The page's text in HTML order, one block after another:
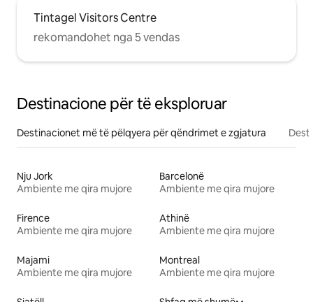
Tintagel Visitors Centre
rekomandohet nga 5 vendas
Destinacione për të eksploruar
Destinacionet më të pëlqyera për qëndrimet e zgjatura
Nju Jork
Ambiente me qira mujore
Barcelonë
Ambiente me qira mujore
Firence
Ambiente me qira mujore
Athinë
Ambiente me qira mujore
Majami
Ambiente me qira mujore
Montreal
Ambiente me qira mujore